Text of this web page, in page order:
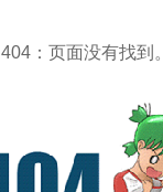
404：页面没有找到。